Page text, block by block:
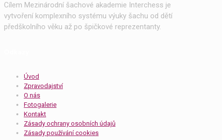
Cílem Mezinárodní šachové akademie Interchess je
vytvoření komplexního systému výuky šachu od dětí
předškolního věku až po špičkové reprezentanty.
Úvod
Zpravodajství
O nás
Fotogalerie
Kontakt
Zásady ochrany osobních údajů
Zásady používání cookies